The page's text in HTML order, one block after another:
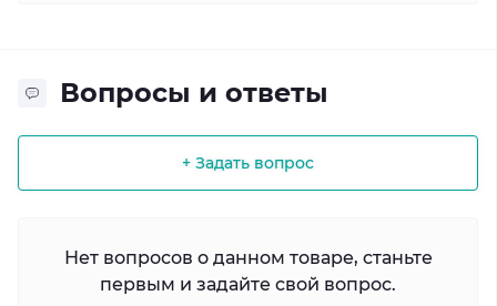
Вопросы и ответы
+ Задать вопрос
Нет вопросов о данном товаре, станьте
первым и задайте свой вопрос.